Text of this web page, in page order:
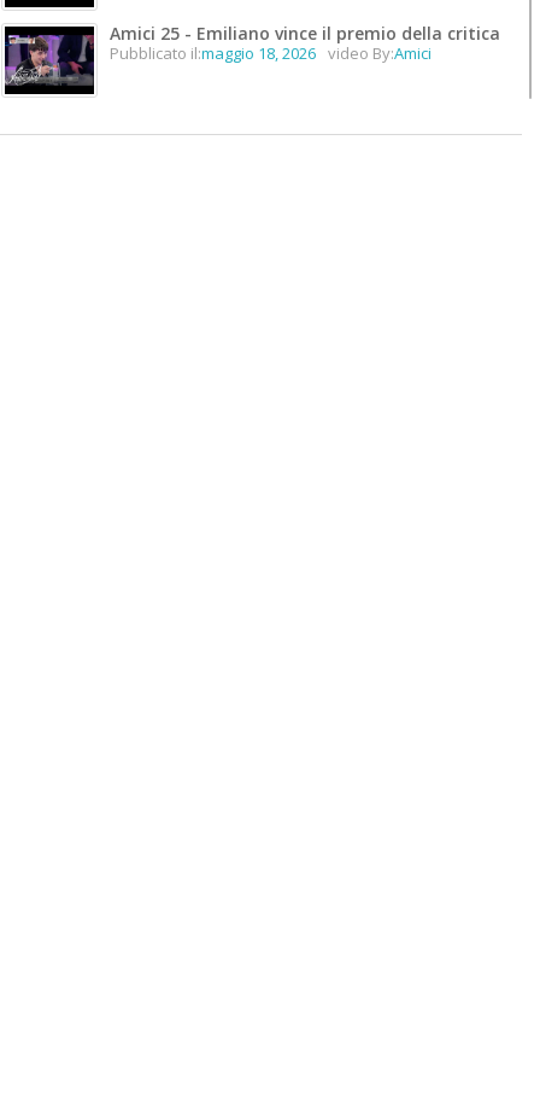
Amici 25 - Emiliano vince il premio della critica
Pubblicato il:maggio 18, 2026 video By:Amici
Pubblicato il:maggio 18, 2026 video By:Amici